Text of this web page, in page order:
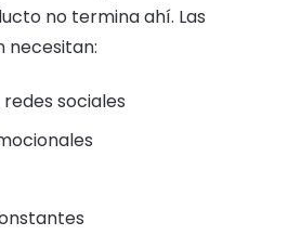
no termina ahí. Las
necesitan:
sociales